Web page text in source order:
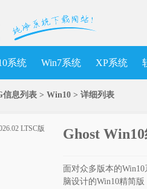
系统 Win7系统 XP系统
信息列表 > Win10 > 详细列表
Ghost
面对众多版本的
脑设计的Win10精简